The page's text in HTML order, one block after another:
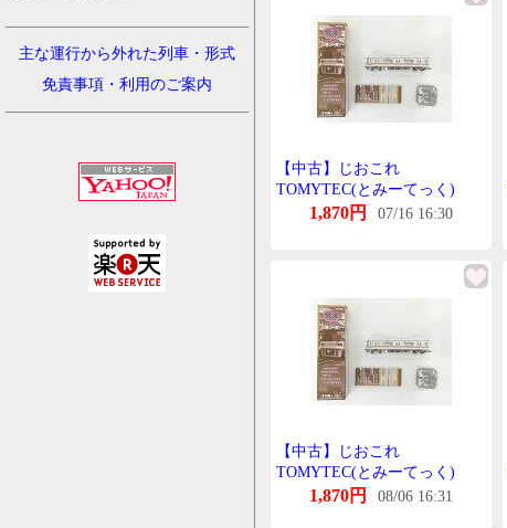
主な運行から外れた列車・形式
免責事項・利用のご案内
下さい。
【中古】じおこれ
TOMYTEC(とみーてっく)
(1808) 鉄道これくしょん 第31
1,870円 07/16 16:30
【中古】じおこれ
TOMYTEC(とみーてっく)
(1808) 鉄道これくしょん 第31
1,870円 08/06 16:31